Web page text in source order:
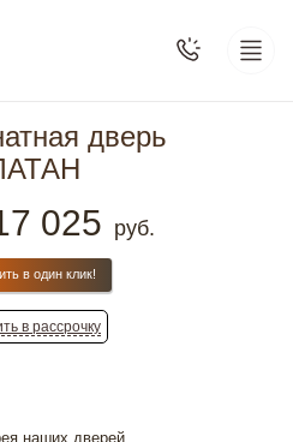
дверь
наших дверей
025 руб.
в один клик!
в рассрочку